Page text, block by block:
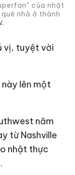
của nhật
nhà ở thành
vị, tuyệt vời
này lên một
năm
từ Nashville
nhật thực